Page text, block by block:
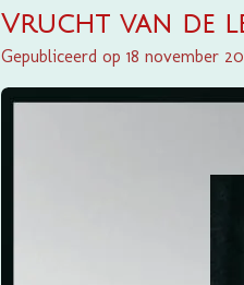
Vrucht van de
Gepubliceerd op 18 november